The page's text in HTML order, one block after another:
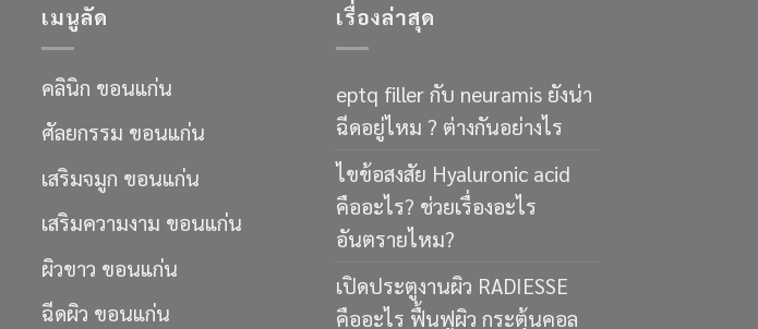
เมนูลัด
คลินิก ขอนแก่น
ศัลยกรรม ขอนแก่น
เสริมจมูก ขอนแก่น
เสริมความงาม ขอนแก่น
ผิวขาว ขอนแก่น
ฉีดผิว ขอนแก่น
เรื่องล่าสุด
eptq filler กับ neuramis ยังน่า
ฉีดอยู่ไหม ? ต่างกันอย่างไร
ไขข้อสงสัย Hyaluronic acid
คืออะไร? ช่วยเรื่องอะไร
อันตรายไหม?
เปิดประตูงานผิว RADIESSE
คืออะไร ฟื้นฟูผิว กระตุ้นคอล